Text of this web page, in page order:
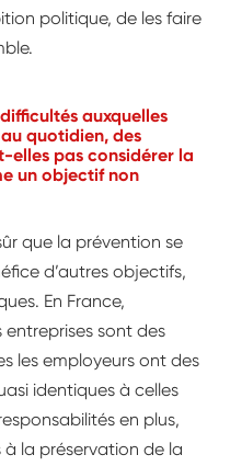
politique, de les faire
auxquelles
quotidien, des
elles pas considérer la
un objectif non
que la prévention se
d’autres objectifs,
En France,
entreprises sont des
les employeurs ont des
identiques à celles
en plus,
la préservation de la